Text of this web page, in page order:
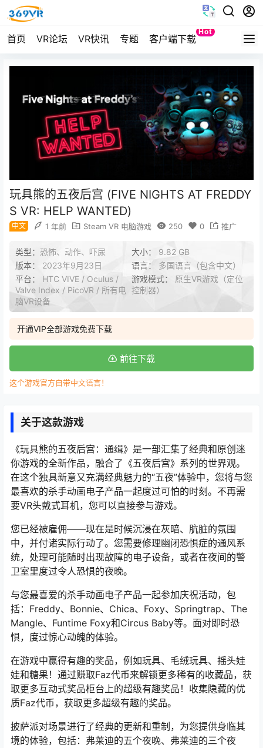
首页 VR论坛 VR快讯 专题 客户端下载
Hot
Quest
玩具熊的五夜后宫 (FIVE NIGHTS AT FREDDY
S VR: HELP WANTED)
中文 1 年前 Steam VR 电脑游戏 250 0 推广
类型： 恐怖、动作、吓尿 大小： 9.82 GB
版本： 2023年9月23日 语言： 多国语言（包含中文）
平台： HTC VIVE / Oculus /
Valve Index / PicoVR / 所有电
脑VR设备
游戏模式： 原生VR游戏（定位
控制器）
开通VIP全部游戏免费下载
前往下载
这个游戏官方自带中文语言！
关于这款游戏
《玩具熊的五夜后宫：通缉》是一部汇集了经典和原创迷
你游戏的全新作品，融合了《五夜后宫》系列的世界观。
在这个独具新意又充满经典魅力的“五夜”体验中，您将与您
最喜欢的杀手动画电子产品一起度过可怕的时刻。不再需
要VR头戴式耳机，您可以直接参与游戏。
您已经被雇佣——现在是时候沉浸在灰暗、肮脏的氛围
中，并付诸实际行动了。您需要修理幽闭恐惧症的通风系
统，处理可能随时出现故障的电子设备，或者在夜间的警
卫室里度过令人恐惧的夜晚。
与您最喜爱的杀手动画电子产品一起参加庆祝活动，包
括：Freddy、Bonnie、Chica、Foxy、Springtrap、The
Mangle、Funtime Foxy和Circus Baby等。面对即时恐
惧，度过惊心动魄的体验。
在游戏中赢得有趣的奖品，例如玩具、毛绒玩具、摇头娃
娃和糖果！通过赚取Faz代币来解锁更多稀有的收藏品，获
取更多互动式奖品柜台上的超级有趣奖品！收集隐藏的优
质Faz代币，获取更多超级有趣的奖品。
披萨派对场景进行了经典的更新和重制，为您提供身临其
境的体验，包括：弗莱迪的五个夜晚、弗莱迪的三个夜